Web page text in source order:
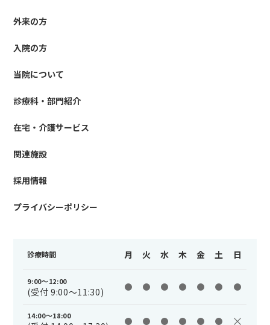
外来の方
入院の方
当院について
診療科・部門紹介
在宅・介護サービス
関連施設
採用情報
プライバシーポリシー
診療時間 月 火 水 木 金 土 日
9:00～12:00
(受付 9:00～11:30)
14:00～18:00